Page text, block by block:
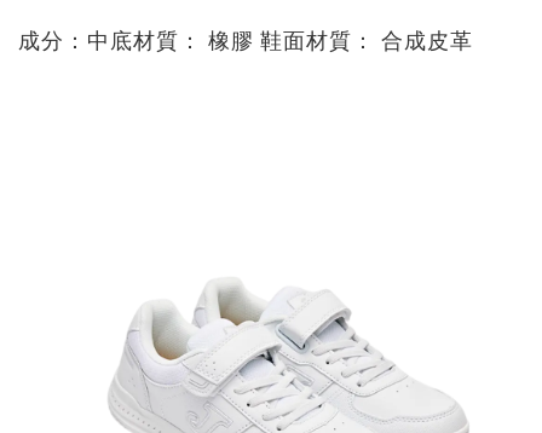
成分：中底材質： 橡膠 鞋面材質： 合成皮革